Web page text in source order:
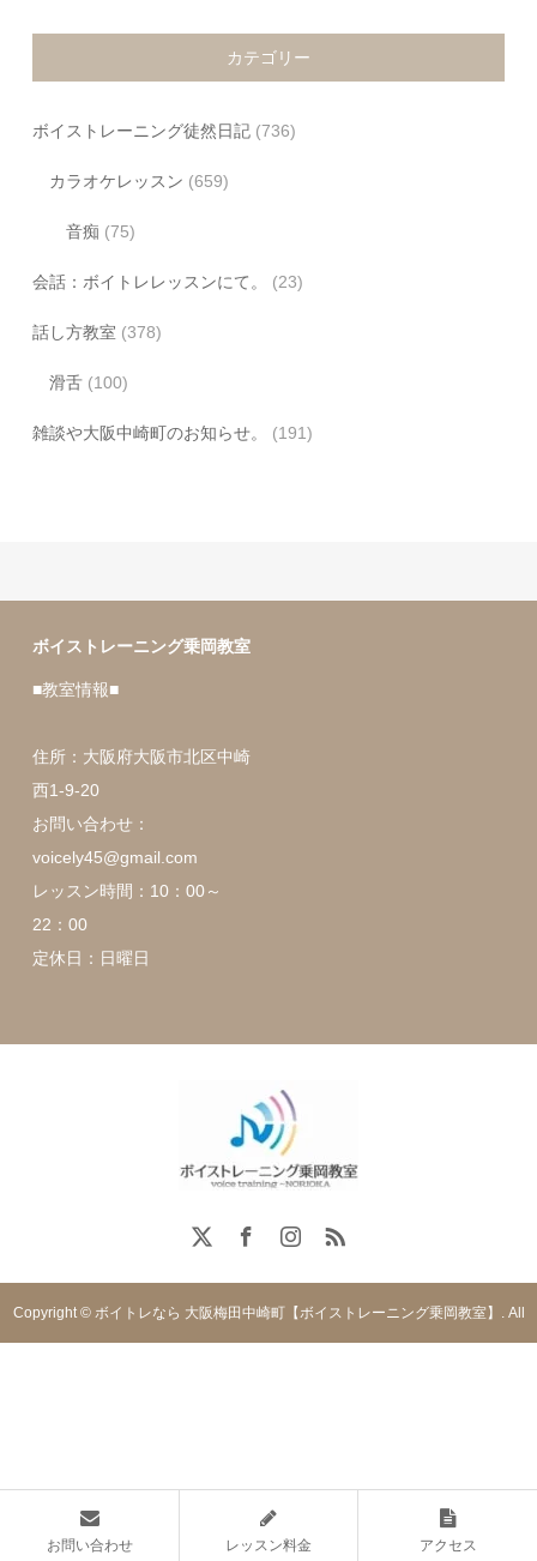
カテゴリー
ボイストレーニング徒然日記 (736)
カラオケレッスン (659)
音痴 (75)
会話：ボイトレレッスンにて。 (23)
話し方教室 (378)
滑舌 (100)
雑談や大阪中崎町のお知らせ。 (191)
ボイストレーニング乗岡教室
■教室情報■
住所：大阪府大阪市北区中崎
西1-9-20
お問い合わせ：
voicely45@gmail.com
レッスン時間：10：00～
22：00
定休日：日曜日
Copyright © ボイトレなら 大阪梅田中崎町【ボイストレーニング乗岡教室】. All
お問い合わせ レッスン料金 アクセス